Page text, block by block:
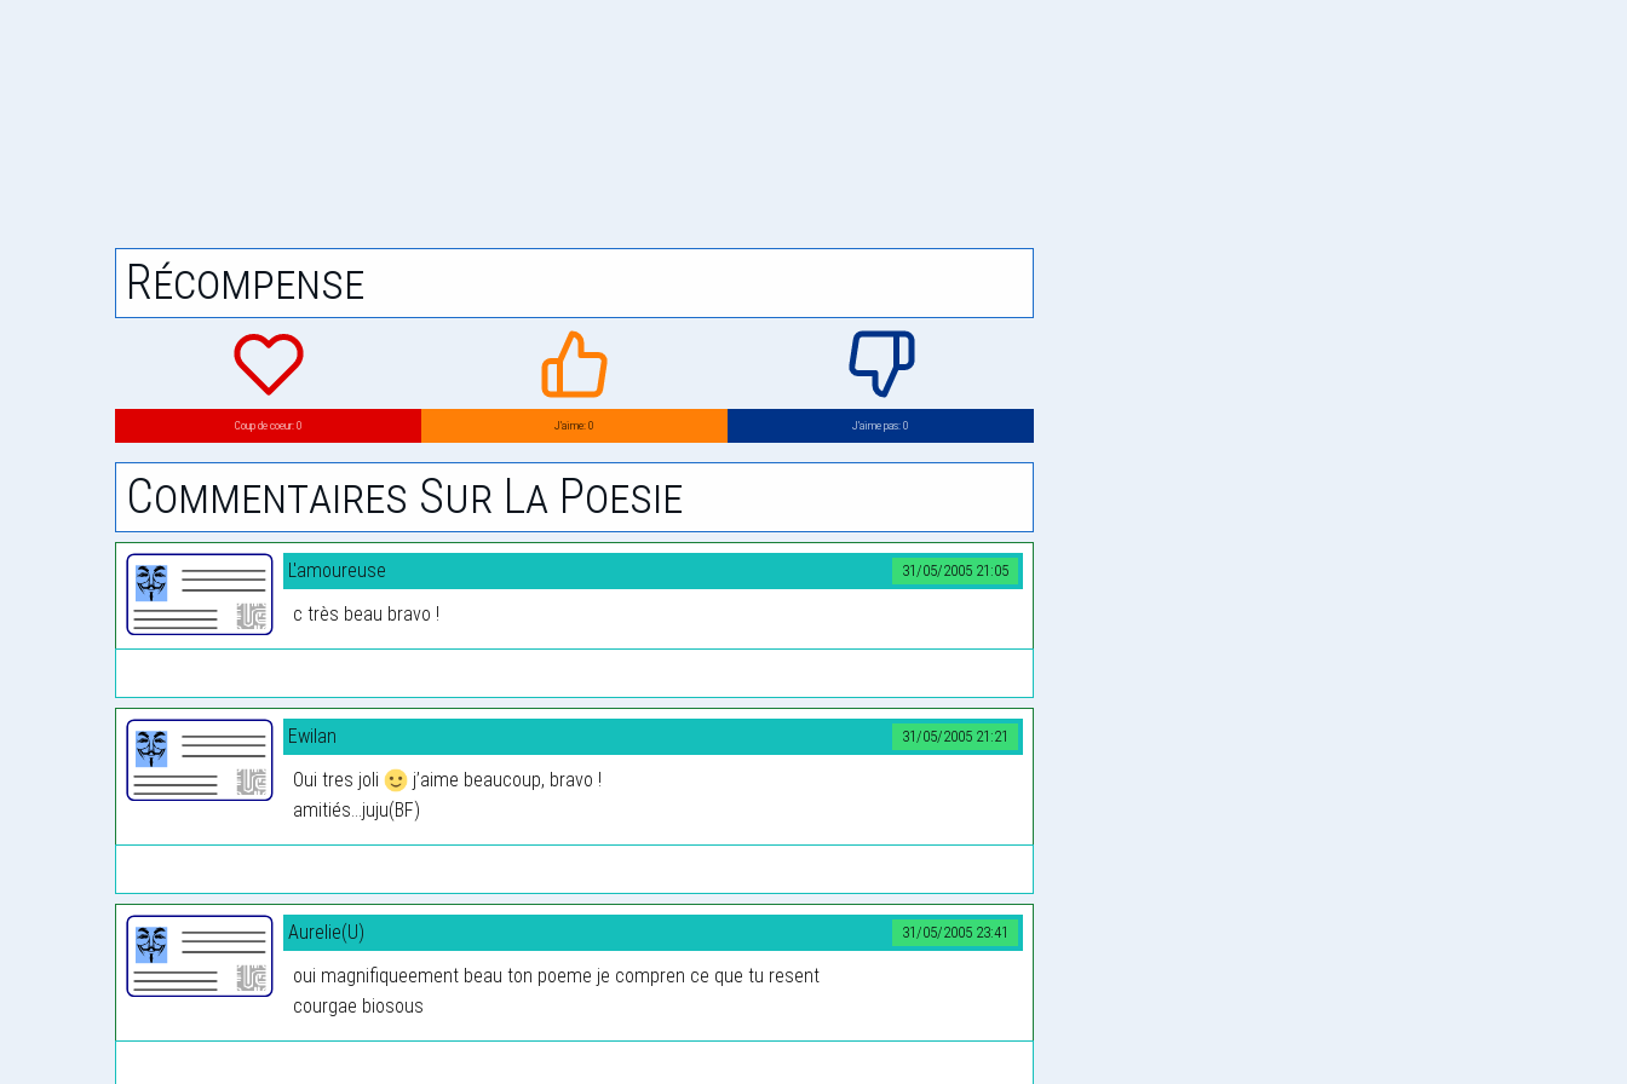
Récompense
Coup de coeur: 0 J’aime: 0 J’aime pas: 0
Commentaires Sur La Poesie
31/05/2005 21:05
L'amoureuse
c très beau bravo !
31/05/2005 21:21
Ewilan
Oui tres joli
j’aime beaucoup, bravo !
amitiés...juju(BF)
31/05/2005 23:41
Aurelie(U)
oui magnifiqueement beau ton poeme je compren ce que tu resent
courgae biosous